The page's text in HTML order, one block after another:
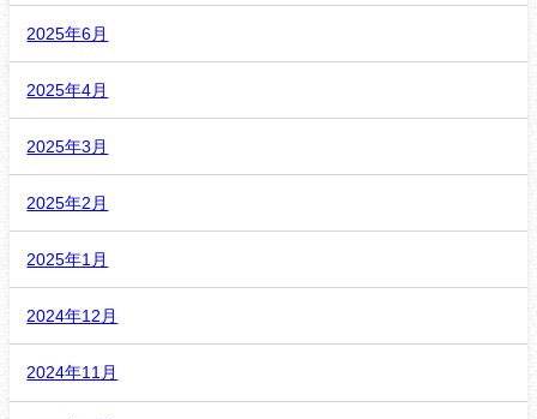
2025年6月
2025年4月
2025年3月
2025年2月
2025年1月
2024年12月
2024年11月